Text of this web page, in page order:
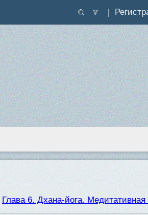
Глава 6. Дхана-йога. Медитативная